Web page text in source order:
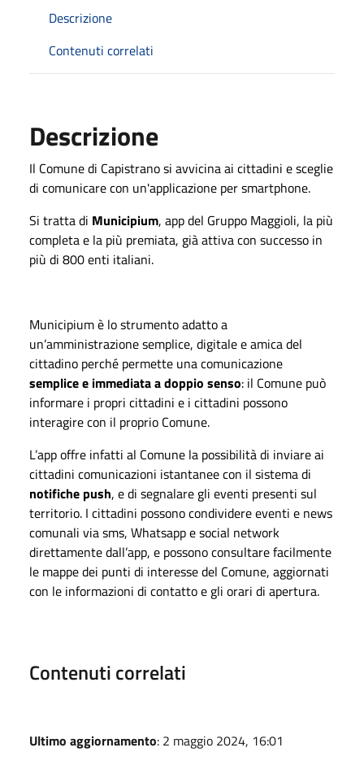
Descrizione
Contenuti correlati
Descrizione
Il Comune di Capistrano si avvicina ai cittadini e sceglie
di comunicare con un'applicazione per smartphone.
Si tratta di Municipium, app del Gruppo Maggioli, la più
completa e la più premiata, già attiva con successo in
più di 800 enti italiani.
Municipium è lo strumento adatto a
un’amministrazione semplice, digitale e amica del
cittadino perché permette una comunicazione
semplice e immediata a doppio senso: il Comune può
informare i propri cittadini e i cittadini possono
interagire con il proprio Comune.
L’app offre infatti al Comune la possibilità di inviare ai
cittadini comunicazioni istantanee con il sistema di
notifiche push, e di segnalare gli eventi presenti sul
territorio. I cittadini possono condividere eventi e news
comunali via sms, Whatsapp e social network
direttamente dall’app, e possono consultare facilmente
le mappe dei punti di interesse del Comune, aggiornati
con le informazioni di contatto e gli orari di apertura.
Contenuti correlati
Ultimo aggiornamento: 2 maggio 2024, 16:01